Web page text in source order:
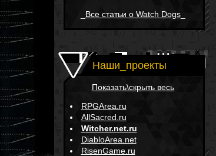
Все статьи о Watch Dogs_
Наши_проекты
Показать\скрыть весь
RPGArea.ru
AllSacred.ru
Witcher.net.ru
DiabloArea.net
RisenGame.ru